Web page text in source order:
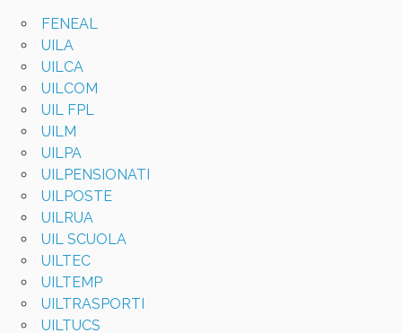
FENEAL
UILA
UILCA
UILCOM
UIL FPL
UILM
UILPA
UILPENSIONATI
UILPOSTE
UILRUA
UIL SCUOLA
UILTEC
UILTEMP
UILTRASPORTI
UILTUCS